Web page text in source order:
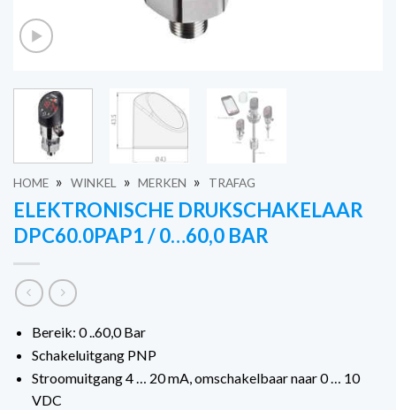
HOME » WINKEL » MERKEN » TRAFAG
ELEKTRONISCHE DRUKSCHAKELAAR
DPC60.0PAP1 / 0…60,0 BAR
Bereik: 0 ..60,0 Bar
Schakeluitgang PNP
Stroomuitgang 4 … 20 mA, omschakelbaar naar 0 … 10
VDC